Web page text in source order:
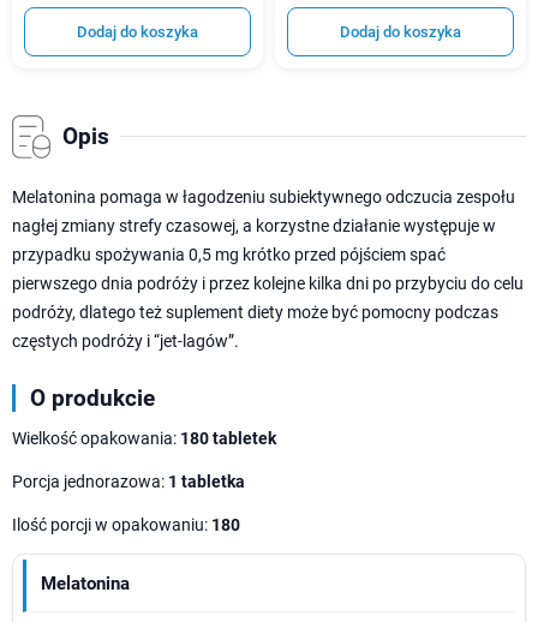
Dodaj do koszyka Dodaj do koszyka
Opis
Melatonina pomaga w łagodzeniu subiektywnego odczucia zespołu
nagłej zmiany strefy czasowej, a korzystne działanie występuje w
przypadku spożywania 0,5 mg krótko przed pójściem spać
pierwszego dnia podróży i przez kolejne kilka dni po przybyciu do celu
podróży, dlatego też suplement diety może być pomocny podczas
częstych podróży i “jet-lagów”.
O produkcie
Wielkość opakowania: 180 tabletek
Porcja jednorazowa: 1 tabletka
Ilość porcji w opakowaniu: 180
Melatonina